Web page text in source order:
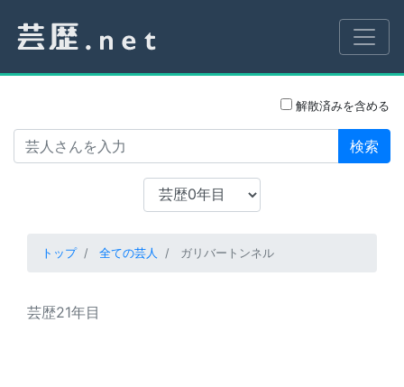
解散済みを含める
検索
トップ 全ての芸人 ガリバートンネル
芸歴21年目